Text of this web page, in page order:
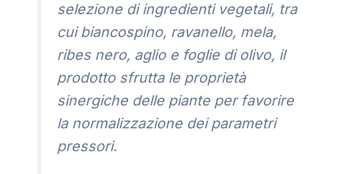
selezione di ingredienti vegetali, tra
cui biancospino, ravanello, mela,
ribes nero, aglio e foglie di olivo, il
prodotto sfrutta le proprietà
sinergiche delle piante per favorire
la normalizzazione dei parametri
pressori.